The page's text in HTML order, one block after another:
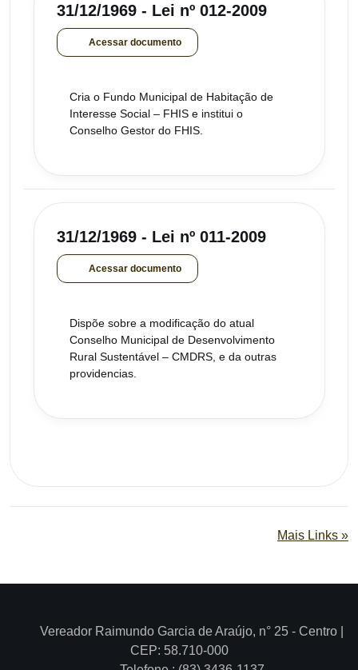
31/12/1969 - Lei nº 012-2009
Acessar documento
Cria o Fundo Municipal de Habitação de
Interesse Social – FHIS e institui o
Conselho Gestor do FHIS.
31/12/1969 - Lei nº 011-2009
Acessar documento
Dispõe sobre a modificação do atual
Conselho Municipal de Desenvolvimento
Rural Sustentável – CMDRS, e da outras
providencias.
Mais Links »
Vereador Raimundo Garcia de Araújo, n° 25 - Centro |
CEP: 58.710-000